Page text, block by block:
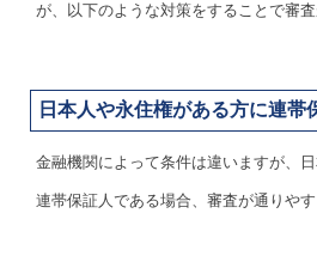
が、以下のような対策をすることで審査
日本人や永住権がある方に連帯
金融機関によって条件は違いますが、
連帯保証人である場合、審査が通りやす